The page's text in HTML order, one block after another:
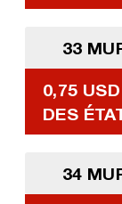
33
0,75
DES
34